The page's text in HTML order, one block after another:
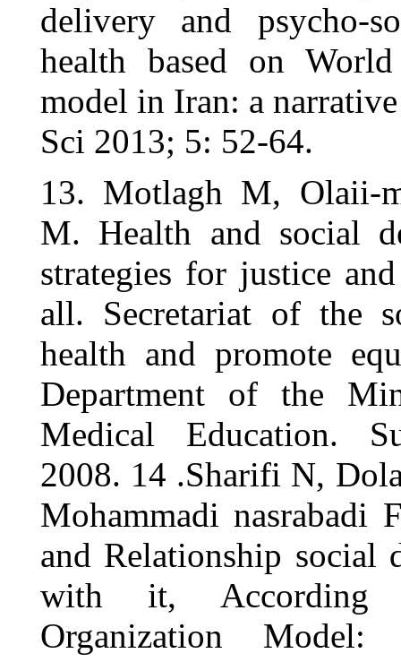
delivery
health
model in
Sci 2013;
13.
M. Health
strategies
all.
health and
Medical
2008. 14
and
with it,